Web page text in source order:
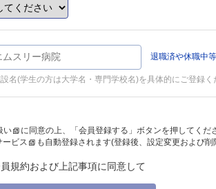
退職済や休職中
名(学生の方は大学名・専門学校名)を具体的にご登録く
い
に同意の上、「会員登録する」ボタンを押してくだ
ービス も自動登録されます(登録後、設定変更および
規約および上記事項に同意して